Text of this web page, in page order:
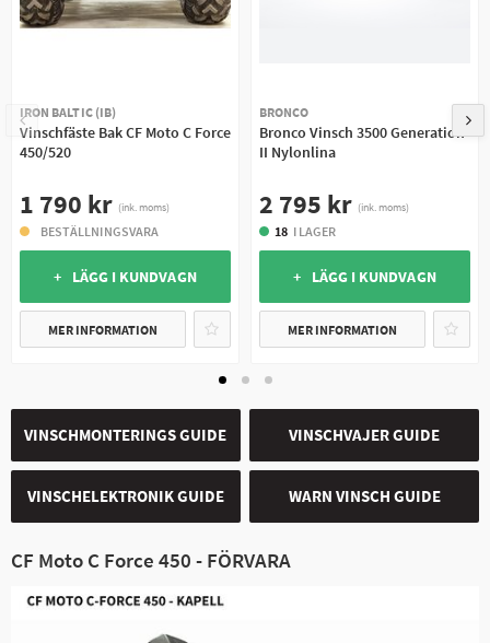
IRON BALTIC (IB)
Vinschfäste Bak CF Moto C Force
450/520
1 790 kr (ink. moms)
BESTÄLLNINGSVARA
+ LÄGG I KUNDVAGN
MER INFORMATION
BRONCO
Bronco Vinsch 3500 Generation
II Nylonlina
2 795 kr (ink. moms)
18 I LAGER
+ LÄGG I KUNDVAGN
MER INFORMATION
VINSCHMONTERINGS GUIDE VINSCHVAJER GUIDE
VINSCHELEKTRONIK GUIDE WARN VINSCH GUIDE
CF Moto C Force 450 - FÖRVARA